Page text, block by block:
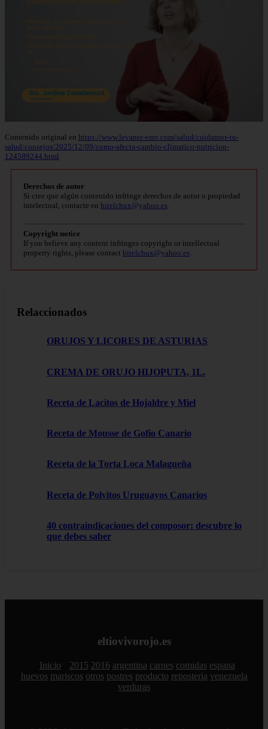
Contenido original en https://www.levante-emv.com/salud/cuidamos-tu-
salud/consejos/2025/12/09/como-afecta-cambio-climatico-nutricion-
124589244.html
Derechos de autor
Si cree que algún contenido infringe derechos de autor o propiedad
intelectual, contacte en bitelchux@yahoo.es
Copyright notice
If you believe any content infringes copyright or intellectual
property rights, please contact bitelchux@yahoo.es
Relaccionados
ORUJOS Y LICORES DE ASTURIAS
CREMA DE ORUJO HIJOPUTA, 1L.
Receta de Lacitos de Hojaldre y Miel
Receta de Mousse de Gofio Canario
Receta de la Torta Loca Malagueña
Receta de Polvitos Uruguayos Canarios
40 contraindicaciones del composor: descubre lo
que debes saber
eltiovivorojo.es
Inicio 2015 2016 argentina carnes comidas espana
huevos mariscos otros postres producto reposteria venezuela
verduras